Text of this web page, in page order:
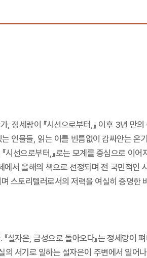
세랑이 『시선으로부터,』 이후 3년 만
인물들, 읽는 이를 빈틈없이 감싸안는
시선으로부터,』로는 모계를 중심으로 이
서 올해의 책으로 선정되며 전 국민적
스토리텔러로서의 저력을 여실히 증명한
자은, 금성으로 돌아오다』는 정세랑이
서기로 일하는 설자은이 주변에서 일어